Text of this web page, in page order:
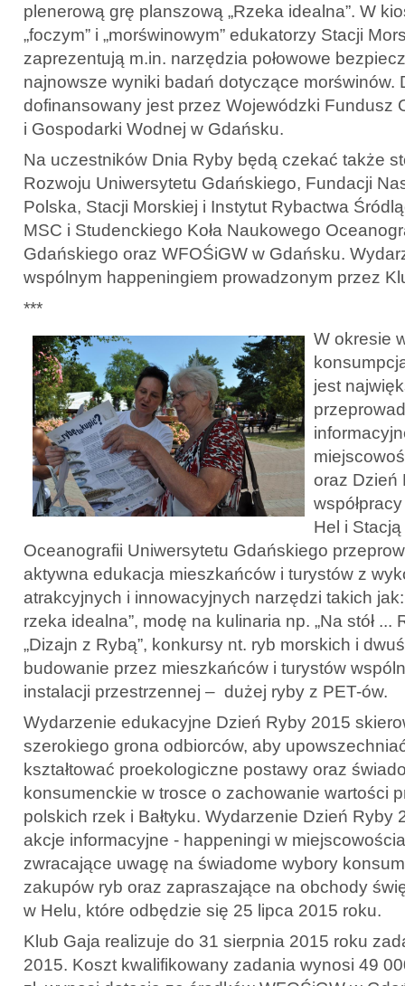
plenerową grę planszową „Rzeka idealna”. W
„foczym” i „morświnowym” edukatorzy Stacji
zaprezentują m.in. narzędzia połowowe
najnowsze wyniki badań dotyczące morświnów.
dofinansowany jest przez Wojewódzki Fundusz
i Gospodarki Wodnej w Gdańsku.
Na uczestników Dnia Ryby będą czekać także
Rozwoju Uniwersytetu Gdańskiego, Fundacji
Polska, Stacji Morskiej i Instytut Rybactwa
MSC i Studenckiego Koła Naukowego
Gdańskiego oraz WFOŚiGW w Gdańsku.
wspólnym happeningiem prowadzonym przez
***
W okresie
jest
oraz Dzień
Hel i
Oceanografii Uniwersytetu Gdańskiego
aktywna edukacja mieszkańców i turystów z
atrakcyjnych i innowacyjnych narzędzi takich
rzeka idealna”, modę na kulinaria np. „Na stół ...
„Dizajn z Rybą”, konkursy nt. ryb morskich i
budowanie przez mieszkańców i turystów
instalacji przestrzennej – dużej ryby z PET-ów.
Wydarzenie edukacyjne Dzień Ryby 2015
szerokiego grona odbiorców, aby
kształtować proekologiczne postawy oraz
konsumenckie w trosce o zachowanie wartości
polskich rzek i Bałtyku. Wydarzenie Dzień Ryby
akcje informacyjne - happeningi w
zwracające uwagę na świadome wybory
zakupów ryb oraz zapraszające na obchody
w Helu, które odbędzie się 25 lipca 2015 roku.
Klub Gaja realizuje do 31 sierpnia 2015 roku
2015. Koszt kwalifikowany zadania wynosi 49